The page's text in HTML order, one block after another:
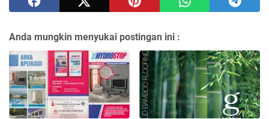
Anda mungkin menyukai postingan ini :